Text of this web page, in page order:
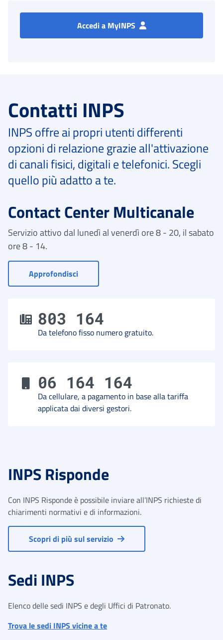
Accedi a MyINPS
Contatti INPS
INPS offre ai propri utenti differenti
opzioni di relazione grazie all'attivazione
di canali fisici, digitali e telefonici. Scegli
quello più adatto a te.
Contact Center Multicanale
Servizio attivo dal lunedì al venerdì ore 8 - 20, il sabato
ore 8 - 14.
Approfondisci- Vai a Contact Center
803 164
Da telefono fisso numero gratuito.
06 164 164
Da cellulare, a pagamento in base alla tariffa
applicata dai diversi gestori.
INPS Risponde
Con INPS Risponde è possibile inviare all’INPS richieste di
chiarimenti normativi e di informazioni.
Scopri di più sul servizio
Sedi INPS
Elenco delle sedi INPS e degli Uffici di Patronato.
Trova le sedi INPS vicine a te